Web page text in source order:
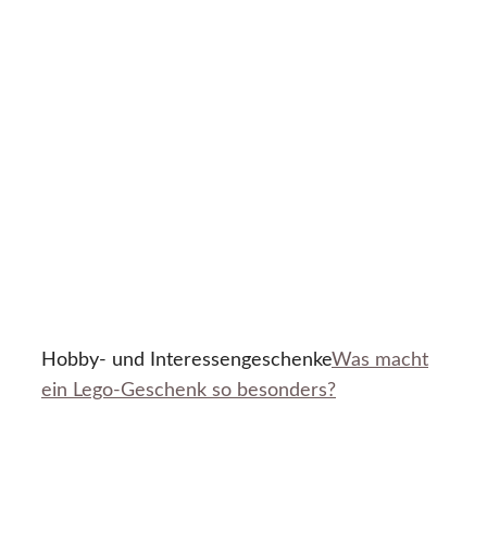
Hobby- und InteressengeschenkeWas macht
ein Lego-Geschenk so besonders?